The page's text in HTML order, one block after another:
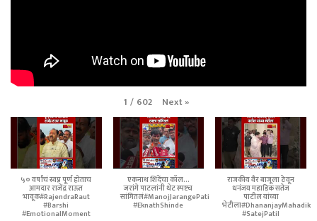
1 / 602 Next»
५० वर्षांचं स्वप्न पूर्ण होताच
आमदार राजेंद्र राऊत
भावूक#RajendraRaut
#Barshi
#EmotionalMoment
एकनाथ शिंदेंचा कॉल...
जरांगे पाटलांनी थेट स्पष्टच
सांगितलं#ManojJarangePatil
#EknathShinde
राजकीय वैर बाजूला ठेवून
धनंजय महाडिक सतेज
पाटील यांच्या
भेटीला#DhananjayMahadik
#SatejPatil